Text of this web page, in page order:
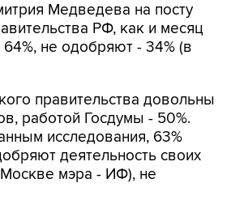
Медведева на посту
РФ, как и месяц
не одобряют - 34% (в
правительства довольны
работой Госдумы - 50%.
исследования, 63%
деятельность своих
мэра - ИФ), не